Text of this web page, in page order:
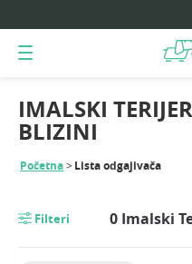
Početna Lista odgajivača
IMALSKI
BLIZINI
Filteri 0 Imalski